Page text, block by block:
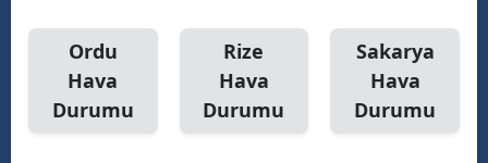
Ordu
Hava
Durumu
Rize
Hava
Durumu
Sakarya
Hava
Durumu